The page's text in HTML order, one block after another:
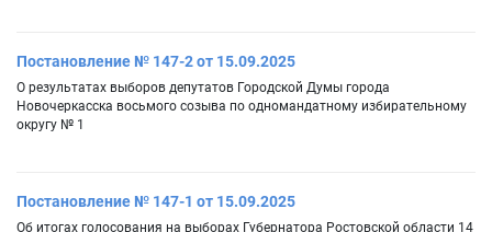
Постановление № 147-2 от 15.09.2025
О результатах выборов депутатов Городской Думы города
Новочеркасска восьмого созыва по одномандатному избирательному
округу № 1
Постановление № 147-1 от 15.09.2025
Об итогах голосования на выборах Губернатора Ростовской области 14